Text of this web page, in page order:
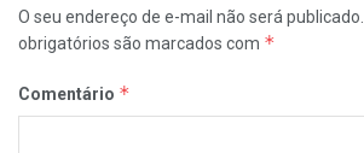
O seu endereço de e-mail não será publicado.
obrigatórios são marcados com *
Comentário *